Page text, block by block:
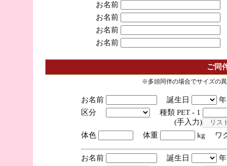
お名前
お名前
お名前
お名前
ご同
※多頭同伴の場合でサイズの
お名前 誕生日
区分
種類 PET - 1
(手入力)
体色
体重 kg ワ
お名前 誕生日